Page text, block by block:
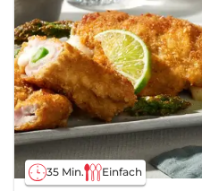
35 Min. Einfach